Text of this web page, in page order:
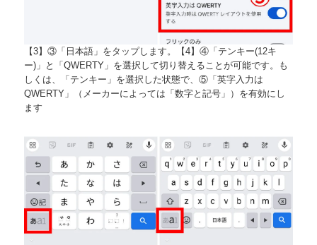
【3】③「日本語」をタップします。【4】④「テンキー(12キ
ー)」と「QWERTY」を選択して切り替えることが可能です。も
しくは、「テンキー」を選択した状態で、⑤「英字入力は
QWERTY」（メーカーによっては「数字と記号」）を有効にし
ます